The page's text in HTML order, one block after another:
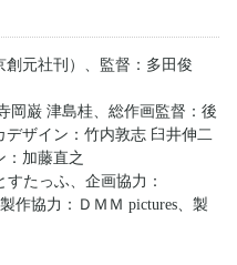
創元社刊）、監督：多田俊
岡巌 津島桂、総作画監督：後
ザイン：竹内敦志 臼井伸二
：加藤直之
たっふ、企画協力：
作協力：ＤＭＭ pictures、製